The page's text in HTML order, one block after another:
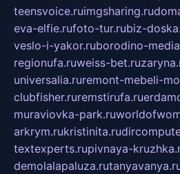
teensvoice.ruimgsharing.ru
eva-elfie.rufoto-tur.rubiz-
veslo-i-yakor.ruborodino-
regionufa.ruweiss-bet.ru
universalia.ruremont-mebeli-
clubfisher.ruremstirufa.ru
muraviovka-park.ru
arkrym.rukristinita.ru
textexperts.rupivnaya-
demolalapaluza.ru